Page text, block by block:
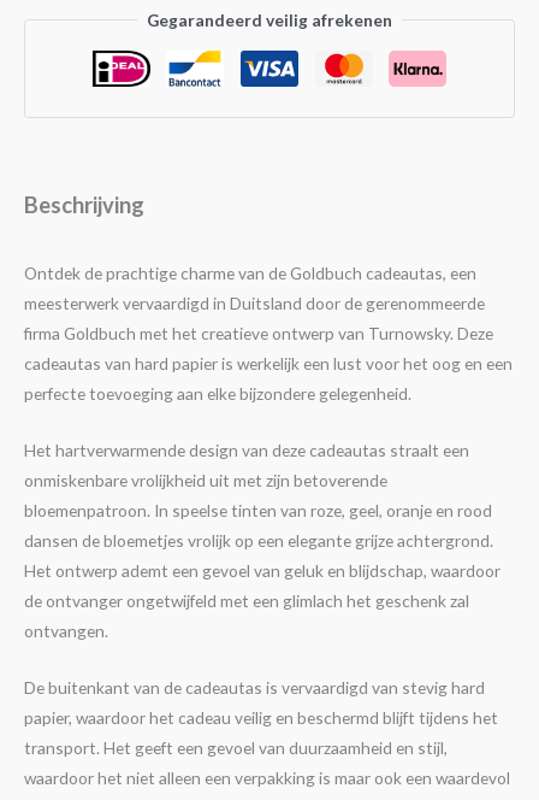
Gegarandeerd veilig afrekenen
Beschrijving
Ontdek de prachtige charme van de Goldbuch cadeautas, een
meesterwerk vervaardigd in Duitsland door de gerenommeerde
firma Goldbuch met het creatieve ontwerp van Turnowsky. Deze
cadeautas van hard papier is werkelijk een lust voor het oog en een
perfecte toevoeging aan elke bijzondere gelegenheid.
Het hartverwarmende design van deze cadeautas straalt een
onmiskenbare vrolijkheid uit met zijn betoverende
bloemenpatroon. In speelse tinten van roze, geel, oranje en rood
dansen de bloemetjes vrolijk op een elegante grijze achtergrond.
Het ontwerp ademt een gevoel van geluk en blijdschap, waardoor
de ontvanger ongetwijfeld met een glimlach het geschenk zal
ontvangen.
De buitenkant van de cadeautas is vervaardigd van stevig hard
papier, waardoor het cadeau veilig en beschermd blijft tijdens het
transport. Het geeft een gevoel van duurzaamheid en stijl,
waardoor het niet alleen een verpakking is maar ook een waardevol